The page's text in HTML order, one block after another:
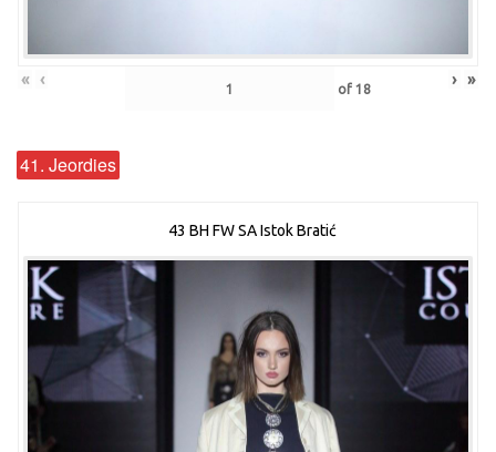
« ‹ of 18 › »
41. Jeordies
43 BH FW SA Istok Bratić